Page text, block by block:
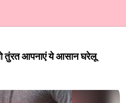
तुंरत आपनाएं ये आसान घरेलू